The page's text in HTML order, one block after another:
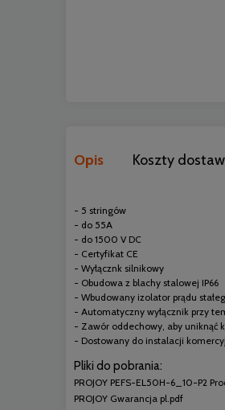
Opis Koszty
- 5 stringów
- do 55A
- do 1500 V DC
- Certyfikat CE
- Wyłącznk silnikowy
- Obudowa z blachy stalowej IP66
- Wbudowany izolator prądu
- Automatyczny wyłącznik przy
- Zawór oddechowy, aby uniknąć
- Dostowany do instalacji
Pliki do pobrania:
PROJOY PEFS-EL50H-6_10-P2
PROJOY Gwarancja pl.pdf